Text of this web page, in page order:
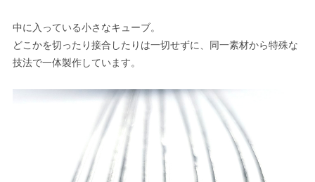
中に入っている小さなキューブ。
どこかを切ったり接合したりは一切せずに、同一素材から特殊な
技法で一体製作しています。